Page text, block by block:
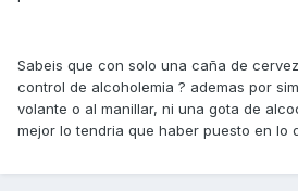
Sabeis que con solo una caña de
control de alcoholemia ? ademas por
volante o al manillar, ni una gota de
mejor lo tendria que haber puesto en lo